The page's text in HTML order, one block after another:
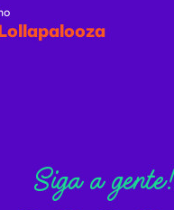
Siga a gente!